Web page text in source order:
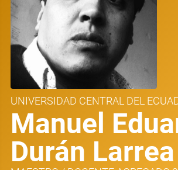
UNIVERSIDAD CENTRAL DEL
Manuel
Durán Larrea